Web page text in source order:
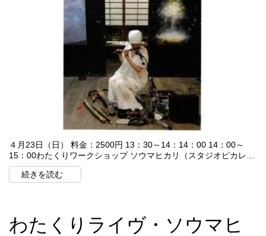
４月23日（日） 料金：2500円 13：30～14：14：00 14：00～
15：00わたくりワークショップ ソウマヒカリ（スタジオピカレ…
続きを読む
わたくりライヴ・ソウマヒ